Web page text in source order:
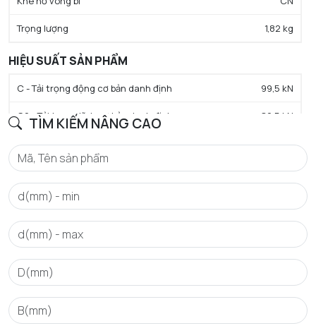
TÌM KIẾM NÂNG CAO
Trọng lượng 1,82 kg
HIỆU SUẤT SẢN PHẨM
C - Tải trọng động cơ bản danh định 99,5 kN
C0 - Tải trọng tĩnh cơ bản danh định 80,5 kN
Cu - Giới hạn tải trọng mỏi 5,45 kN
N lim - Tốc độ giới hạn bôi trơn dầu 5300 tr/min
N lim - Tốc độ giới hạn bôi trơn mỡ
Tmin - Nhiệt độ hoạt động tối thiểu -40 °C
GIỚI HẠN
da min - Đường kính vai tối thiểu IR